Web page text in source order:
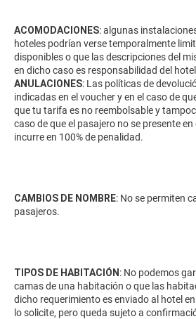
ACOMODACIONES: algunas
hoteles podrían verse temporalmente
disponibles o que las descripciones del
en dicho caso es responsabilidad del
ANULACIONES: Las políticas de
indicadas en el voucher y en el caso de
que tu tarifa es no reembolsable y
caso de que el pasajero no se presente
incurre en 100% de penalidad.
CAMBIOS DE NOMBRE: No se permiten
pasajeros.
TIPOS DE HABITACIÓN : No podemos
camas de una habitación o que las
dicho requerimiento es enviado al hotel
lo solicite, pero queda sujeto a